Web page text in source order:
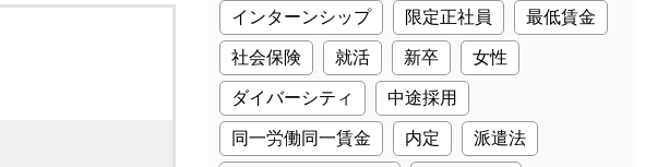
インターンシップ 限定正社員 最低賃金
社会保険 就活 新卒 女性
ダイバーシティ 中途採用
同一労働同一賃金 内定 派遣法